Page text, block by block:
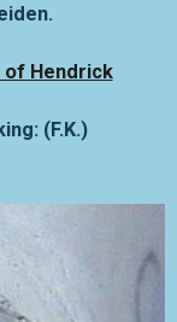
Hendrick
(F.K.)